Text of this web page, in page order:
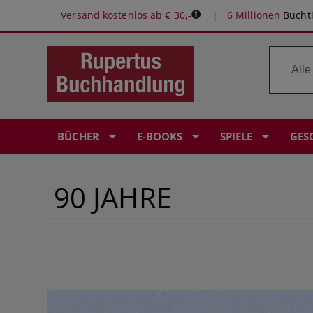
Versand kostenlos ab € 30,- 6 Millionen
BÜCHER
ROMANE & ERZÄHLUNGEN
E-BOOKS
E-READER: POCKETBOOK
SPIELE
SPIELE-EMPFEHLUNGEN
RUPERTUS GUTSCHEIN
BÜROPROFI
PERSÖNLICHE BUCHEMPFEHLUNGEN
90 JAHRE